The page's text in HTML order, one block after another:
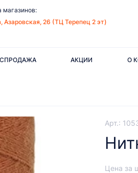
магазинов:
Азаровская, 26 (ТЦ Терепец 2 эт)
АКЦИИ О
Арт.:
Цена за